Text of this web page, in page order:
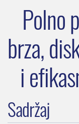
Polno
brza,
i
Sadržaj